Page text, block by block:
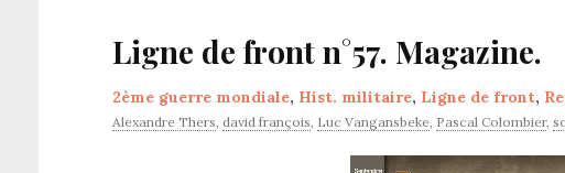
Ligne de front n°57. Magazine.
2ème guerre mondiale, Hist. militaire, Ligne de front,
Alexandre Thers, david françois, Luc Vangansbeke, Pascal Colombier,